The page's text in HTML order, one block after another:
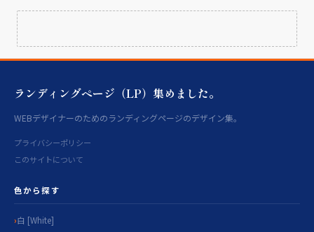
ランディングページ（LP）集めました。
WEBデザイナーのためのランディングページのデザイン集。
プライバシーポリシー
このサイトについて
色から探す
白 [White]